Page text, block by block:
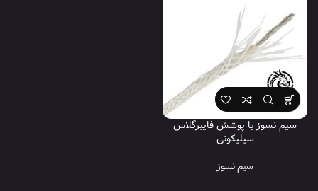
سیم نسوز با پوشش فایبرگلاس
سیلیکونی
سیم نسوز